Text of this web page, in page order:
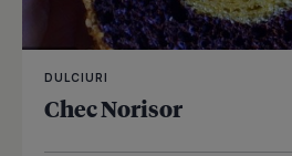
DULCIURI
Chec Norisor